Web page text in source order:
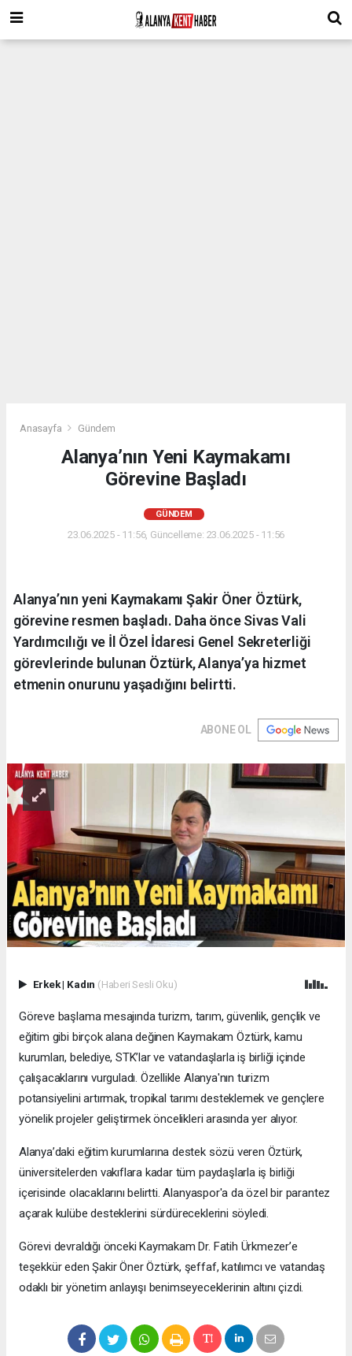
Anasayfa Gündem
Alanya’nın Yeni Kaymakamı
Görevine Başladı
GÜNDEM
23.06.2025 - 11:56, Güncelleme: 23.06.2025 - 11:56
Alanya’nın yeni Kaymakamı Şakir Öner Öztürk,
görevine resmen başladı. Daha önce Sivas Vali
Yardımcılığı ve İl Özel İdaresi Genel Sekreterliği
görevlerinde bulunan Öztürk, Alanya’ya hizmet
etmenin onurunu yaşadığını belirtti.
ABONE OL
Erkek| Kadın (Haberi Sesli Oku)
Göreve başlama mesajında turizm, tarım, güvenlik, gençlik ve
eğitim gibi birçok alana değinen Kaymakam Öztürk, kamu
kurumları, belediye, STK’lar ve vatandaşlarla iş birliği içinde
çalışacaklarını vurguladı. Özellikle Alanya'nın turizm
potansiyelini artırmak, tropikal tarımı desteklemek ve gençlere
yönelik projeler geliştirmek öncelikleri arasında yer alıyor.
Alanya’daki eğitim kurumlarına destek sözü veren Öztürk,
üniversitelerden vakıflara kadar tüm paydaşlarla iş birliği
içerisinde olacaklarını belirtti. Alanyaspor'a da özel bir parantez
açarak kulübe desteklerini sürdüreceklerini söyledi.
Görevi devraldığı önceki Kaymakam Dr. Fatih Ürkmezer’e
teşekkür eden Şakir Öner Öztürk, şeffaf, katılımcı ve vatandaş
odaklı bir yönetim anlayışı benimseyeceklerinin altını çizdi.